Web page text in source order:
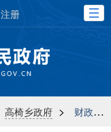
注册
高椅乡政府 > 财政信息